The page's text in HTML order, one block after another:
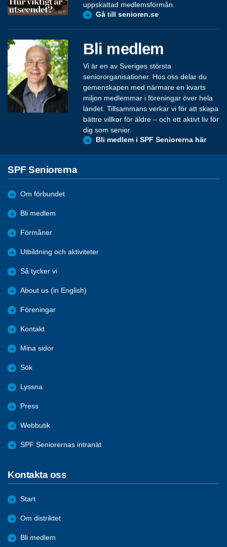
uppskattad medlemsförmån.
Gå till senioren.se
Bli medlem
Vi är en av Sveriges största
seniororganisationer. Hos oss delar du
gemenskapen med närmare en kvarts
miljon medlemmar i föreningar över hela
landet. Tillsammans verkar vi för att skapa
bättre villkor för äldre – och ett aktivt liv för
dig som senior.
Bli medlem i SPF Seniorerna här
SPF Seniorerna
Om förbundet
Bli medlem
Förmåner
Utbildning och aktiviteter
Så tycker vi
About us (in English)
Föreningar
Kontakt
Mina sidor
Sök
Lyssna
Press
Webbutik
SPF Seniorernas intranät
Kontakta oss
Start
Om distriktet
Bli medlem